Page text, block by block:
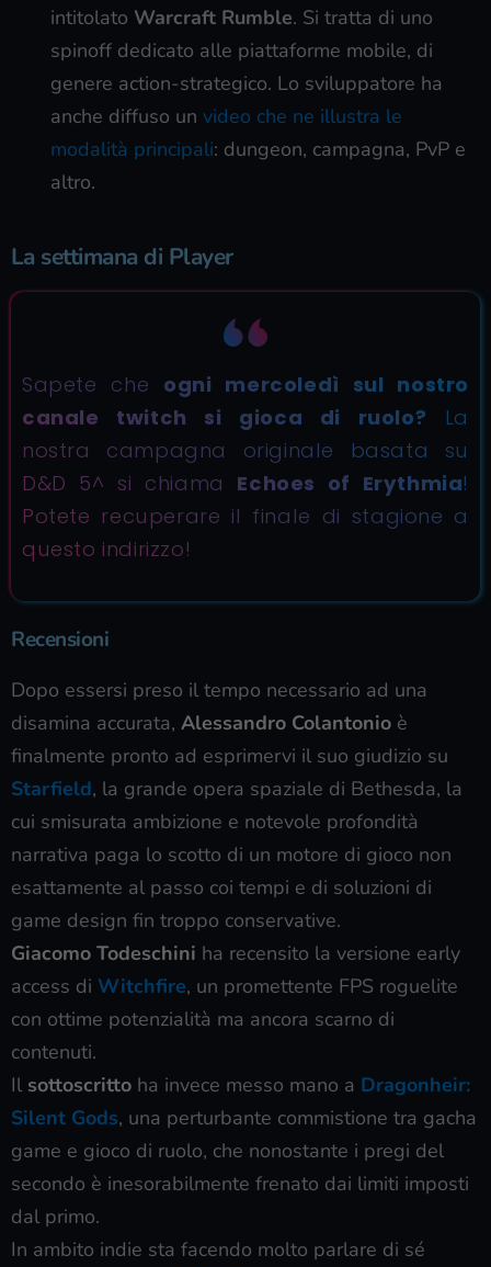
intitolato Warcraft Rumble. Si tratta di uno
spinoff dedicato alle piattaforme mobile, di
genere action-strategico. Lo sviluppatore ha
anche diffuso un video che ne illustra le
modalità principali: dungeon, campagna, PvP e
altro.
La settimana di Player
Sapete che ogni mercoledì sul nostro
canale twitch si gioca di ruolo? La
nostra campagna originale basata su
D&D 5^ si chiama Echoes of Erythmia!
Potete recuperare il finale di stagione a
questo indirizzo!
Recensioni
Dopo essersi preso il tempo necessario ad una
disamina accurata, Alessandro Colantonio è
finalmente pronto ad esprimervi il suo giudizio su
Starfield, la grande opera spaziale di Bethesda, la
cui smisurata ambizione e notevole profondità
narrativa paga lo scotto di un motore di gioco non
esattamente al passo coi tempi e di soluzioni di
game design fin troppo conservative.
Giacomo Todeschini ha recensito la versione early
access di Witchfire, un promettente FPS roguelite
con ottime potenzialità ma ancora scarno di
contenuti.
Il sottoscritto ha invece messo mano a Dragonheir:
Silent Gods, una perturbante commistione tra gacha
game e gioco di ruolo, che nonostante i pregi del
secondo è inesorabilmente frenato dai limiti imposti
dal primo.
In ambito indie sta facendo molto parlare di sé